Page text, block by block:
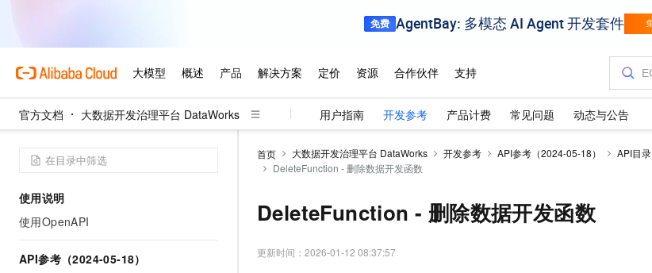
官方文档 大数据开发治理平台 DataWorks 用户指南 开发参考 产品计费 常见问题 动态与公告
使用说明
使用OpenAPI
API参考（2024-05-18）
首页 大数据开发治理平台 DataWorks 开发参考 API参考（2024-05-18） API目录
DeleteFunction - 删除数据开发函数
DeleteFunction - 删除数据开发函数
更新时间： 2026-01-12 08:37:57